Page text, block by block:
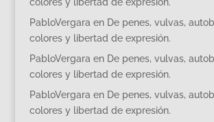
PabloVergara en De penes, vulvas,
colores y libertad de expresión.
PabloVergara en De penes, vulvas,
colores y libertad de expresión.
PabloVergara en De penes, vulvas,
colores y libertad de expresión.